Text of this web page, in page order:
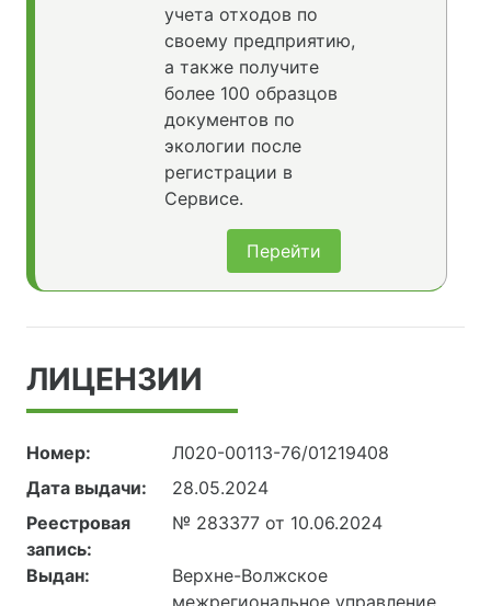
учета отходов по
своему предприятию,
а также получите
более 100 образцов
документов по
экологии после
регистрации в
Сервисе.
Перейти
ЛИЦЕНЗИИ
Номер:
Л020-00113-76/01219408
Дата выдачи:
28.05.2024
Реестровая
запись:
№ 283377 от 10.06.2024
Выдан:
Верхне-Волжское
межрегиональное управление